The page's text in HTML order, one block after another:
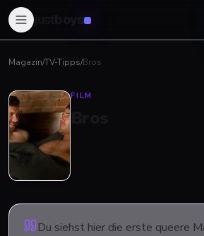
boys
Magazin/TV-Tipps/Bros
FILM
Du siehst hier die erste queere